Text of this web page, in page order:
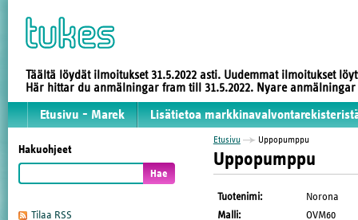
Täältä löydät ilmoitukset 31.5.2022 asti. Uudemmat ilmoitukset
Här hittar du anmälningar fram till 31.5.2022. Nyare
Etusivu - Marek Lisätietoa
Hakuohjeet
Tilaa RSS
Etusivu Uppopumppu
Uppopumppu
Tuotenimi:
Norona
Malli:
OVM60